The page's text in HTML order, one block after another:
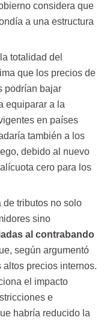
considera que
a una estructura
totalidad del
que los precios de
podrían bajar
equiparar a la
en países
también a los
debido al nuevo
cero para los
tributos no solo
sino
al contrabando
según argumentó
precios internos.
el impacto
e
habría reducido la